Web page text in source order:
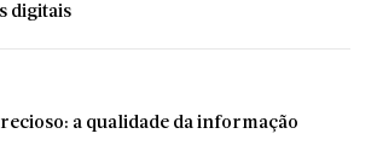
digitais
a qualidade da informação